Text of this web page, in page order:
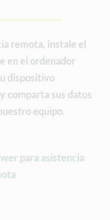
remota, instale el
en el ordenador
dispositivo
comparta sus datos
equipo.
para asistencia